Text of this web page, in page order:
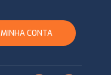
MINHA CONTA